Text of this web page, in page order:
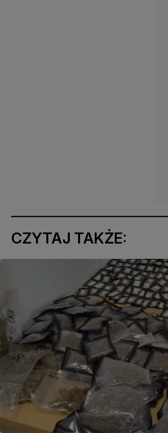
CZYTAJ TAKŻE: